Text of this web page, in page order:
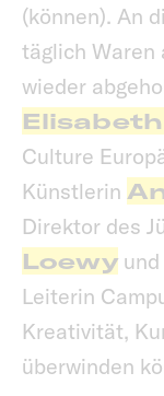
(können). An
täglich Waren
wieder
Culture
Künstlerin
Direktor des
Loewy und
Leiterin
Kreativität,
überwinden